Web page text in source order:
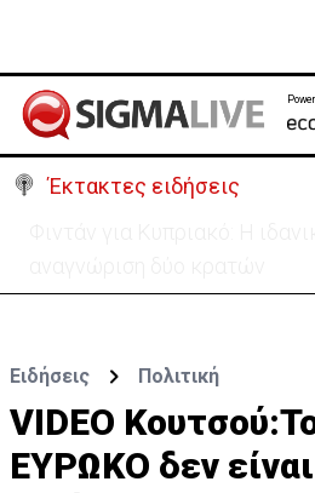
Έκτακτες ειδήσεις
Ειδήσεις Πολιτική
VIDEO
ΕΥΡΩΚΟ δεν